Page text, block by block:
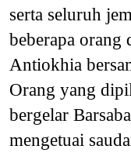
serta seluruh
beberapa orang
Antiokhia
Orang yang
bergelar
mengetuai